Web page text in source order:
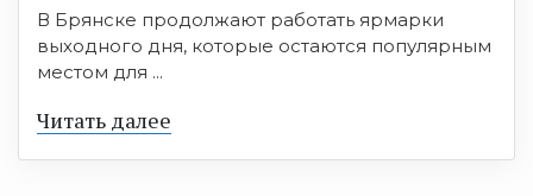
В Брянске продолжают работать ярмарки
выходного дня, которые остаются популярным
местом для ...
Читать далее